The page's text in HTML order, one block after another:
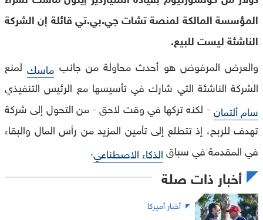
المؤسسة المالكة لمنصة تشات جي.بي.تي قائلة إن الشركة
الناشئة ليست للبيع.
والعرض المرفوض هو أحدث محاولة من جانب ماسك لمنع
الشركة الناشئة التي شارك في تأسيسها مع الرئيس التنفيذي
سام ألتمان- لكنه تركها في وقت لاحق - من التحول إلى شركة
تهدف للربح، إذ تتطلع إلى تأمين المزيد من رأس المال والبقاء
في المقدمة في سباقالذكاء الاصطناعي.
أخبار ذات صلة
أخبار أميركا